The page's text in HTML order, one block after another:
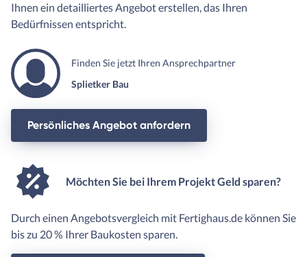
Ihnen ein detailliertes Angebot erstellen, das Ihren
Bedürfnissen entspricht.
Finden Sie jetzt Ihren Ansprechpartner
Splietker Bau
Persönliches Angebot anfordern
Möchten Sie bei Ihrem Projekt Geld sparen?
Durch einen Angebotsvergleich mit Fertighaus.de können Sie
bis zu 20 % Ihrer Baukosten sparen.